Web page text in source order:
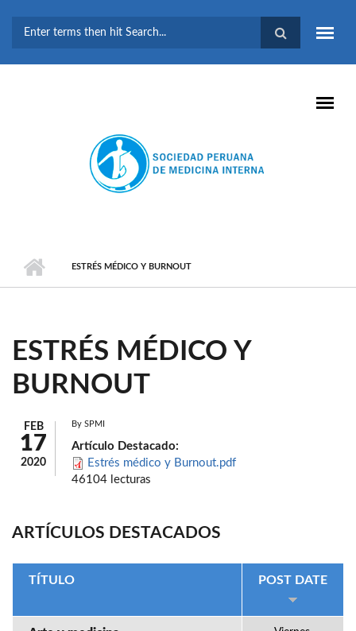
BÚSQUEDA
ESTRÉS MÉDICO Y BURNOUT
ESTRÉS MÉDICO Y
BURNOUT
FEB
17
2020
By SPMI
Artículo Destacado:
Estrés médico y Burnout.pdf
46104 lecturas
ARTÍCULOS DESTACADOS
TÍTULO POST DATE